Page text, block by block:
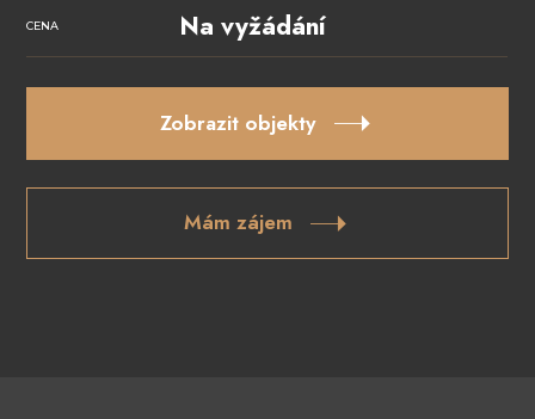
CENA Na vyžádání
Zobrazit objekty
Mám zájem